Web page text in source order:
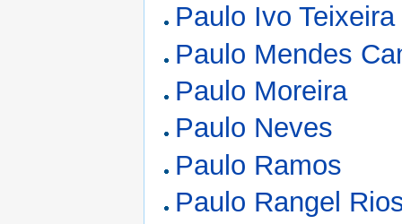
Paulo Ivo Teixeira
Paulo Mendes
Paulo Moreira
Paulo Neves
Paulo Ramos
Paulo Rangel